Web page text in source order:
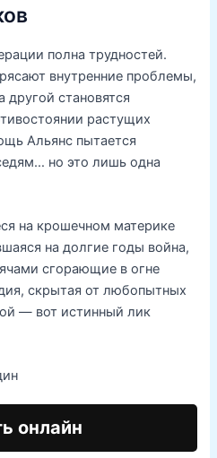
полна трудностей.
внутренние проблемы,
другой становятся
растущих
Альянс пытается
но это лишь одна
на крошечном материке
на долгие годы война,
сгорающие в огне
скрытая от любопытных
— вот истинный лик
онлайн